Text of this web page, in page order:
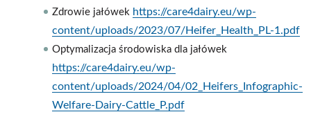
Zdrowie jałówek https://care4dairy.eu/wp-
content/uploads/2023/07/Heifer_Health_PL-1.pdf
Optymalizacja środowiska dla jałówek
https://care4dairy.eu/wp-
content/uploads/2024/04/02_Heifers_Infographic-
Welfare-Dairy-Cattle_P.pdf